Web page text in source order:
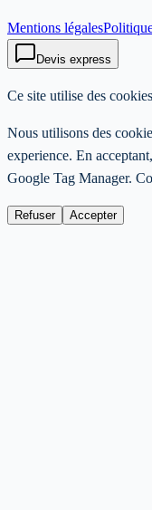
Mentions légales
Devis express
Ce site utilise des cookies
Nous utilisons des
experience. En
Google Tag Manager.
Refuser Accepter